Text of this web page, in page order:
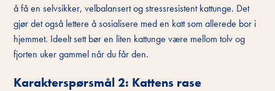
å få en selvsikker, velbalansert og stressresistent kattunge. Det
gjør det også lettere å sosialisere med en katt som allerede bor i
hjemmet. Ideelt sett bør en liten kattunge være mellom tolv og
fjorten uker gammel når du får den.
Karakterspørsmål 2: Kattens rase